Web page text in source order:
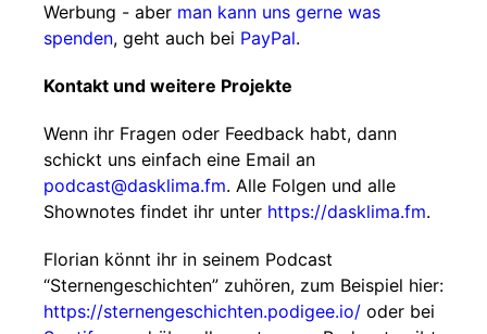
Werbung - aber man kann uns gerne was
spenden, geht auch bei PayPal.
Kontakt und weitere Projekte
Wenn ihr Fragen oder Feedback habt, dann
schickt uns einfach eine Email an
podcast@dasklima.fm. Alle Folgen und alle
Shownotes findet ihr unter https://dasklima.fm.
Florian könnt ihr in seinem Podcast
“Sternengeschichten” zuhören, zum Beispiel hier:
https://sternengeschichten.podigee.io/ oder bei